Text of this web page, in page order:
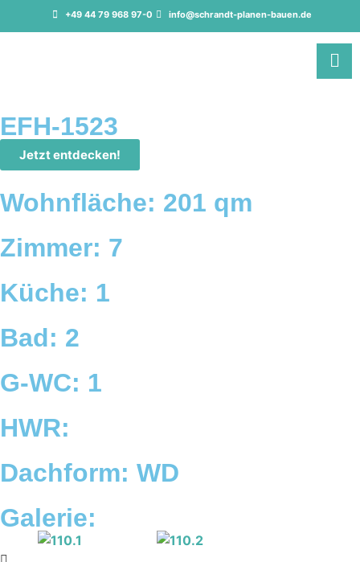
+49 44 79 968 97-0 info@schrandt-planen-bauen.de
EFH-1523
Jetzt entdecken!
Wohnfläche: 201 qm
Zimmer: 7
Küche: 1
Bad: 2
G-WC: 1
HWR:
Dachform: WD
Galerie: